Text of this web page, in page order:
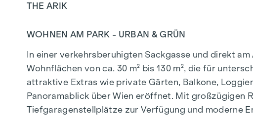
THE ARIK
WOHNEN AM PARK - URBAN & GRÜN
In einer verkehrsberuhigten Sackgasse und direkt
Wohnflächen von ca. 30 m² bis 130 m², die für
attraktive Extras wie private Gärten, Balkone,
Panoramablick über Wien eröffnet. Mit großzügigen
Tiefgaragenstellplätze zur Verfügung und moderne